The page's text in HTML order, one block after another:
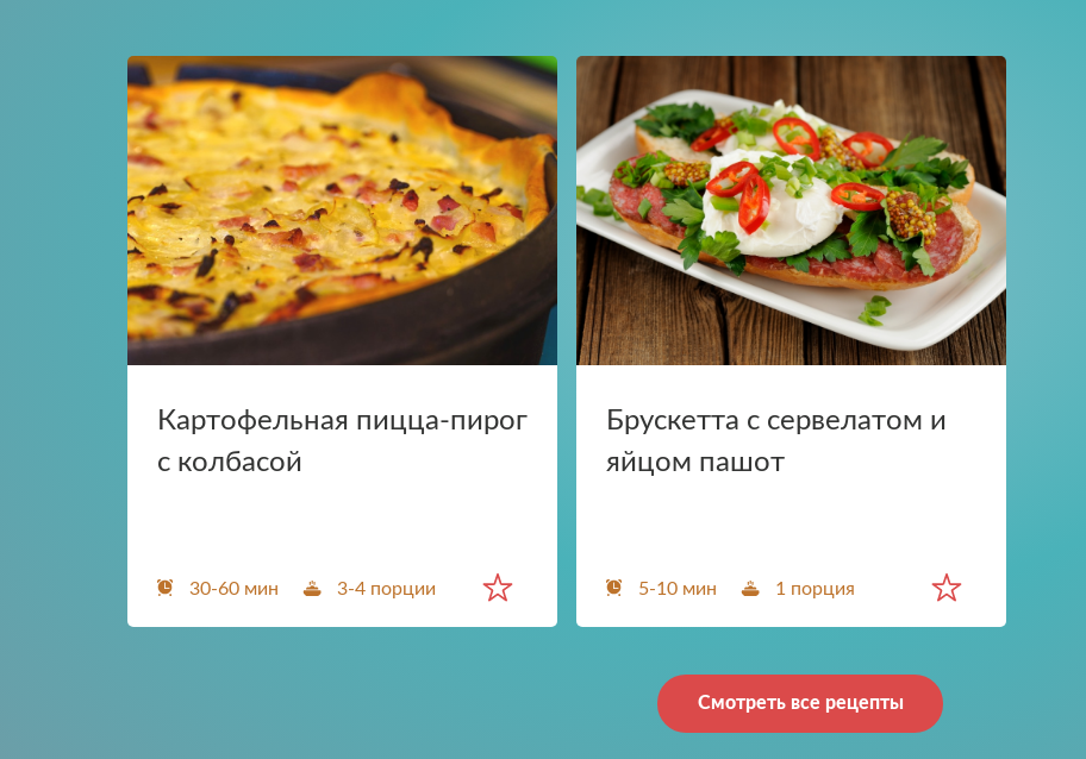
Картофельная пицца-пирог
с колбасой
30-60 мин 3-4 порции
Брускетта с сервелатом и
яйцом пашот
5-10 мин 1 порция
Смотреть все рецепты
Отправить
Нажимая кнопку «Отправить», вы принимаете
условияпользовательского соглашения
Прикрепить файл Загрузите файлы в формате jpg, docx, doc, pdf.
Отправить
Нажимая на кнопку, я принимаю условия
Отправить
Нажимая на кнопку, я принимаю условия
соглашения.